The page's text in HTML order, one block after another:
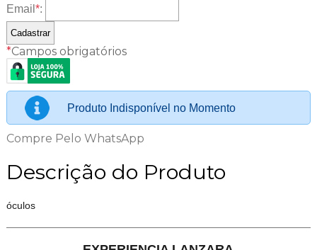
Email *:
*Campos obrigatórios
Produto Indisponível no Momento
Compre Pelo WhatsApp
Descrição do Produto
óculos